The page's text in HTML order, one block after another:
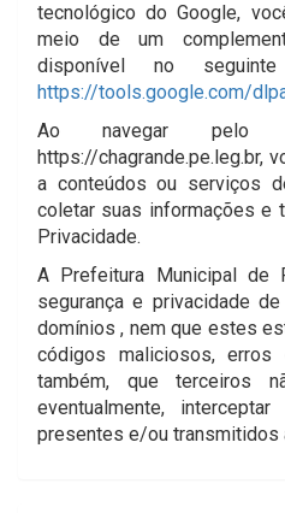
tecnológico do Google,
meio de um
disponível no seguinte
https://tools.google.com/
Ao navegar pelo
https://chagrande.pe.leg.br,
a conteúdos ou serviços
coletar suas informações e
Privacidade.
A Prefeitura Municipal de
segurança e privacidade
domínios , nem que estes
códigos maliciosos,
também, que terceiros
eventualmente,
presentes e/ou transmitidos